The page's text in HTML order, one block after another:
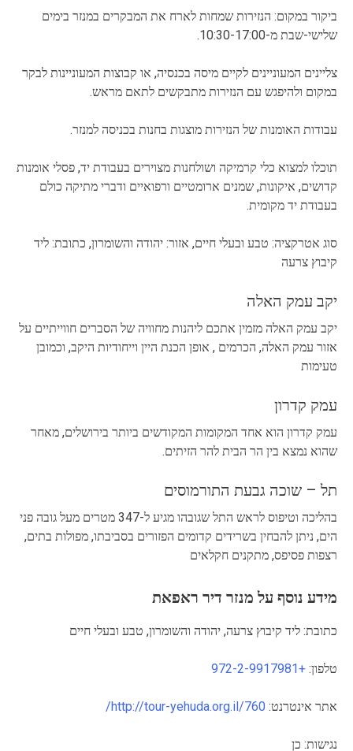
ביקור במקום: הנזירות שמחות לארח את המבקרים במנזר בימים
שלישי-שבת מ-10:30-17:00.
צליינים המעוניינים לקיים מיסה בכנסיה, או קבוצות המעוניינות לבקר
במקום ולהיפגש עם הנזירות מתבקשים לתאם מראש.
עבודות האומנות של הנזירות מוצגות בחנות בכניסה למנזר.
תוכלו למצוא כלי קרמיקה ושולחנות מצוירים בעבודת יד, פסלי אומנות
קדושים, איקונות, שמנים ארומטיים ורפואיים ודברי מתיקה כולם
בעבודת יד מקומית.
סוג אטרקציה: טבע ובעלי חיים, אזור: יהודה והשומרון, כתובת: ליד
קיבוץ צרעה
יקב עמק האלה
יקב עמק האלה מזמין אתכם ליהנות מחוויה של הסברים חווייתיים על
אזור עמק האלה, הכרמים , אופן הכנת היין וייחודיות היקב, וכמובן
טעימות
עמק קדרון
עמק קדרון הוא אחד המקומות המקודשים ביותר בירושלים, מאחר
שהוא נמצא בין הר הבית להר הזיתים.
תל – שוכה גבעת התורמוסים
בהליכה וטיפוס לראש התל שגובהו מגיע ל-347 מטרים מעל גובה פני
הים, ניתן להבחין בשרידים קדומים הפזורים בסביבתו, מפולות בתים,
רצפות פסיפס, מתקנים חקלאים
מידע נוסף על מנזר דיר ראפאת
כתובת: ליד קיבוץ צרעה, יהודה והשומרון, טבע ובעלי חיים
טלפון: +972-2-9917981
אתר אינטרנט: http://tour-yehuda.org.il/760/
נגישות: כן